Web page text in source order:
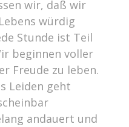
wir, daß wir
würdig
Stunde ist Teil
beginnen voller
Freude zu leben.
Leiden geht
andauert und